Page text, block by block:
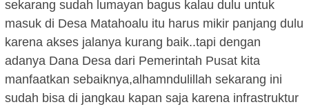
sekarang sudah lumayan bagus kalau dulu untuk
masuk di Desa Matahoalu itu harus mikir panjang dulu
karena akses jalanya kurang baik..tapi dengan
adanya Dana Desa dari Pemerintah Pusat kita
manfaatkan sebaiknya,alhamndulillah sekarang ini
sudah bisa di jangkau kapan saja karena infrastruktur